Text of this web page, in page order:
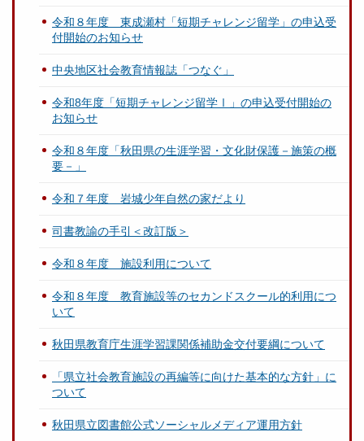
令和８年度 東成瀬村「短期チャレンジ留学」の申込受
付開始のお知らせ
中央地区社会教育情報誌「つなぐ」
令和8年度「短期チャレンジ留学Ⅰ」の申込受付開始の
お知らせ
令和８年度「秋田県の生涯学習・文化財保護－施策の概
要－」
令和７年度 岩城少年自然の家だより
司書教諭の手引＜改訂版＞
令和８年度 施設利用について
令和８年度 教育施設等のセカンドスクール的利用につ
いて
秋田県教育庁生涯学習課関係補助金交付要綱について
「県立社会教育施設の再編等に向けた基本的な方針」に
ついて
秋田県立図書館公式ソーシャルメディア運用方針